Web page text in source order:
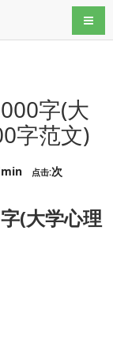
导航
字(大
字范文)
点击:次
(大学心理